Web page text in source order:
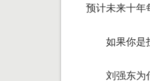
预计未来十年
如果你是
刘强东为